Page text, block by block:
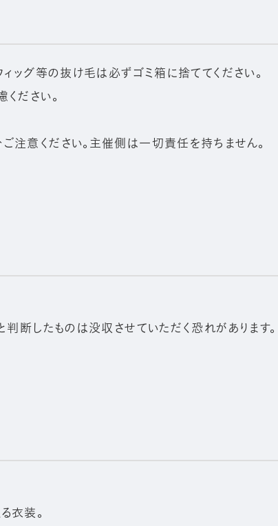
ッグ等の抜け毛は必ずゴミ箱に捨ててください。
ださい。
意ください。主催側は一切責任を持ちません。
断したものは没収させていただく恐れがあります。
衣装。